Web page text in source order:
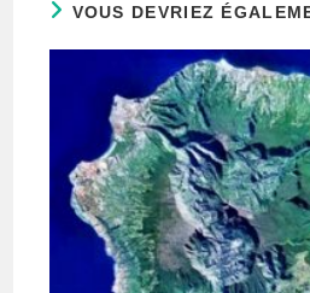
VOUS DEVRIEZ